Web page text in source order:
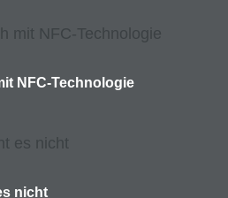
NFC-Technologie
nicht